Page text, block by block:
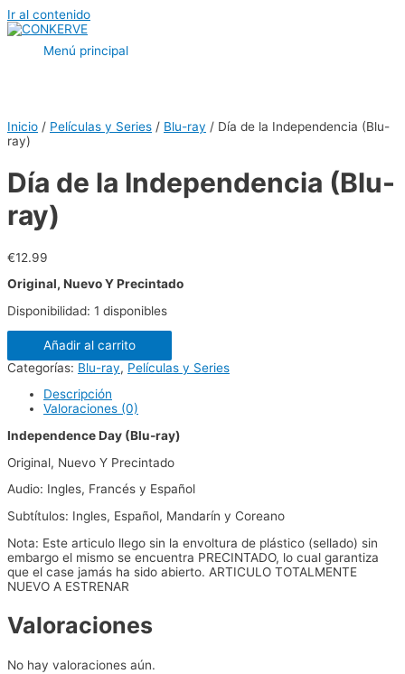
Ir al contenido
Menú principal
Inicio / Películas y Series / Blu-ray / Día de la Independencia (Blu-
ray)
Día de la Independencia (Blu-
ray)
€12.99
Original, Nuevo Y Precintado
Disponibilidad: 1 disponibles
Añadir al carrito
Categorías: Blu-ray, Películas y Series
Descripción
Valoraciones (0)
Independence Day (Blu-ray)
Original, Nuevo Y Precintado
Audio: Ingles, Francés y Español
Subtítulos: Ingles, Español, Mandarín y Coreano
Nota: Este articulo llego sin la envoltura de plástico (sellado) sin
embargo el mismo se encuentra PRECINTADO, lo cual garantiza
que el case jamás ha sido abierto. ARTICULO TOTALMENTE
NUEVO A ESTRENAR
Valoraciones
No hay valoraciones aún.